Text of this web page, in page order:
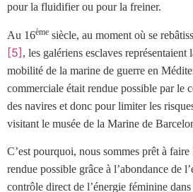
pour la fluidifier ou pour la freiner.
Au 16ème siècle, au moment où se
[5], les galériens esclaves
mobilité de la marine de guerre en
commerciale était rendue possible par le
des navires et donc pour limiter les
visitant le musée de la Marine de
C’est pourquoi, nous sommes prêt à
rendue possible grâce à l’abondance de
contrôle direct de l’énergie féminine